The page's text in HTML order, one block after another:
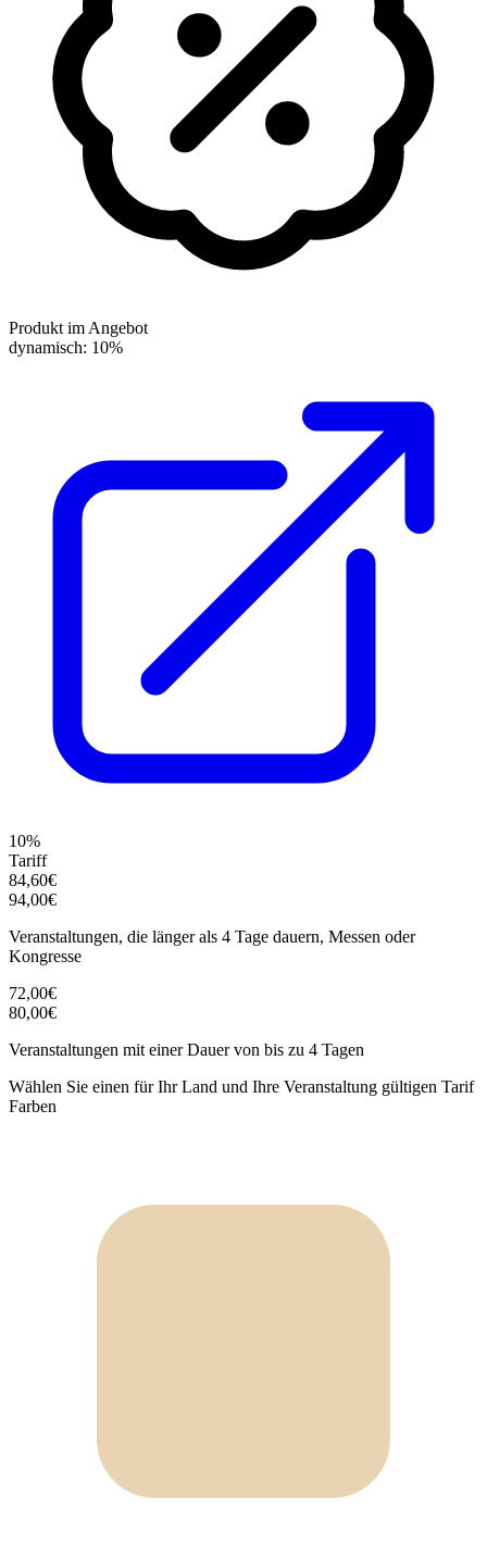
Produkt im Angebot
dynamisch: 10%
10%
Tariff
84,60€
94,00€
Veranstaltungen, die länger als 4 Tage dauern, Messen oder
Kongresse
72,00€
80,00€
Veranstaltungen mit einer Dauer von bis zu 4 Tagen
Wählen Sie einen für Ihr Land und Ihre Veranstaltung gültigen Tarif
Farben